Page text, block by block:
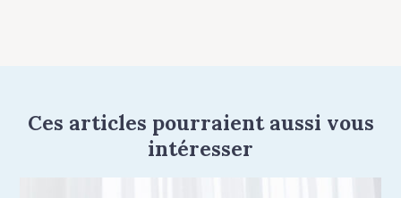
Ces articles pourraient aussi vous
intéresser